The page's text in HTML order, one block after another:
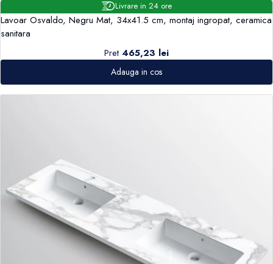
Livrare in 24 ore
Lavoar Osvaldo, Negru Mat, 34x41.5 cm, montaj ingropat, ceramica
sanitara
Pret 465,23 lei
Adauga in cos